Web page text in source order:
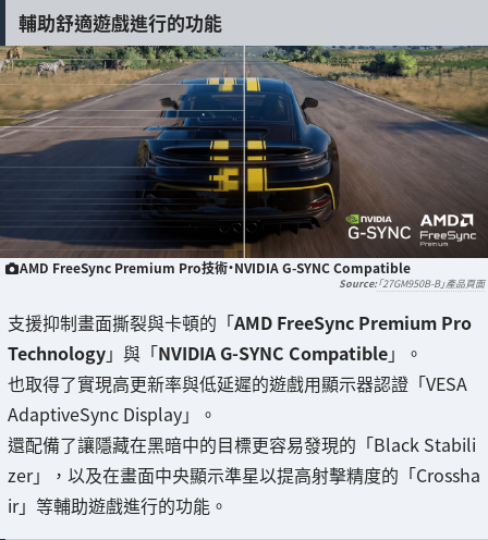
輔助舒適遊戲進行的功能
AMD FreeSync Premium Pro技術・NVIDIA G-SYNC Compatible
「27GM950B-B」產品頁面
支援抑制畫面撕裂與卡頓的「AMD FreeSync Premium Pro
Technology」與「NVIDIA G-SYNC Compatible」。
也取得了實現高更新率與低延遲的遊戲用顯示器認證「VESA
AdaptiveSync Display」。
還配備了讓隱藏在黑暗中的目標更容易發現的「Black Stabili
zer」，以及在畫面中央顯示準星以提高射擊精度的「Crossha
ir」等輔助遊戲進行的功能。